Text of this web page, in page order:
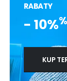
RABATY
- 10%%
KUP